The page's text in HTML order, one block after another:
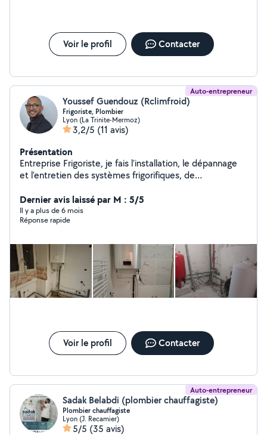
Voir le profil Contacter
Auto-entrepreneur
Youssef Guendouz (Rclimfroid)
Frigoriste, Plombier
Lyon (La Trinite-Mermoz)
3,2/5 (11 avis)
Présentation
Entreprise Frigoriste, je fais l'installation, le dépannage
et l'entretien des systèmes frigorifiques, de
plomberie sanitaire également. Disponible sur Lyon et la
région Devis gratuit par téléphone Intervention rapide
6/7
Dernier avis laissé par M : 5/5
Il y a plus de 6 mois
Réponse rapide
Voir le profil Contacter
Auto-entrepreneur
Sadak Belabdi (plombier chauffagiste)
Plombier chauffagiste
Lyon (J. Recamier)
5/5 (35 avis)